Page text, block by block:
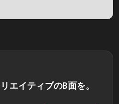
エイティブのB面を。